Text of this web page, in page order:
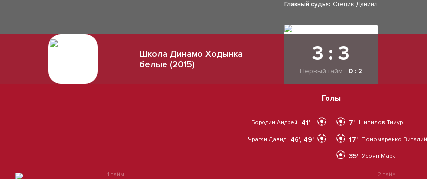
Главный судья: Стецик Даниил
Школа Динамо Ходынка
белые (2015)
3 : 3
Первый тайм: 0 : 2
Голы
Бородин Андрей 41'
Чрагян Давид 46', 49'
Шипилов Тимур
7'
Пономаренко Виталий
17'
Усоян Марк
35'
1 тайм 2 тайм